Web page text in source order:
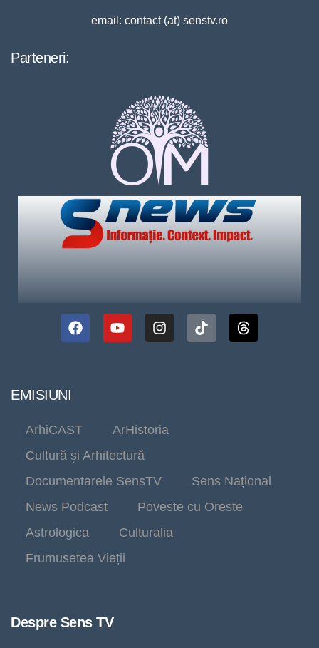
email: contact (at) senstv.ro
Parteneri:
EMISIUNI
ArhiCAST
ArHistoria
Cultură și Arhitectură
Documentarele SensTV
Sens Național
News Podcast
Poveste cu Oreste
Astrologica
Culturalia
Frumusetea Vieții
Despre Sens TV